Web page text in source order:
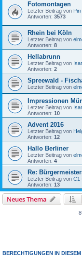
Fotomontagen
Letzter Beitrag von Piri
Antworten: 3573
Rhein bei Köln
Letzter Beitrag von
Antworten: 8
Hellabrunn
Letzter Beitrag von
Antworten: 2
Spreewald -
Letzter Beitrag von
Impressionen
Letzter Beitrag von
Antworten: 10
Advent 2016
Letzter Beitrag von
Antworten: 12
Hallo Berliner
Letzter Beitrag von
Antworten: 4
Re:
Letzter Beitrag von C1
Antworten: 13
Neues Thema
BERECHTIGUNGEN IN